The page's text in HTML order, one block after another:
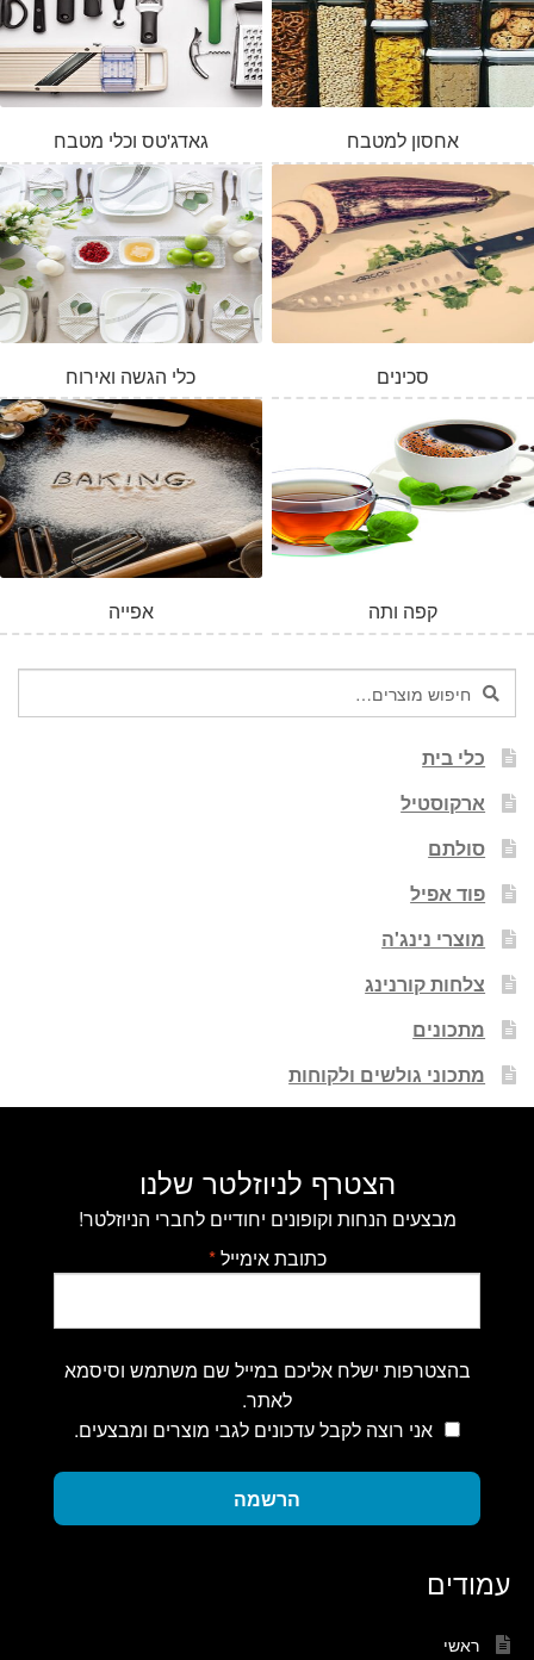
גאדג'טס וכלי מטבח אחסון למטבח
כלי הגשה ואירוח סכינים
אפייה קפה ותה
חיפוש
עבור:
חיפוש
כלי בית
ארקוסטיל
סולתם
פוד אפיל
מוצרי נינג'ה
צלחות קורנינג
מתכונים
מתכוני גולשים ולקוחות
הצטרף לניוזלטר שלנו
מבצעים הנחות וקופונים יחודיים לחברי הניוזלטר!
כתובת אימייל*
בהצטרפות ישלח אליכם במייל שם משתמש וסיסמא
לאתר.
אני רוצה לקבל עדכונים לגבי מוצרים ומבצעים.
הרשמה
עמודים
ראשי